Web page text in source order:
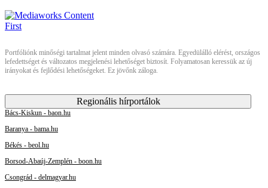
Portfóliónk minőségi tartalmat jelent minden olvasó számára. Egyedülálló elérést, országos
lefedettséget és változatos megjelenési lehetőséget biztosít. Folyamatosan keressük az új
irányokat és fejlődési lehetőségeket. Ez jövőnk záloga.
Regionális hírportálok
Bács-Kiskun - baon.hu
Baranya - bama.hu
Békés - beol.hu
Borsod-Abaúj-Zemplén - boon.hu
Csongrád - delmagyar.hu